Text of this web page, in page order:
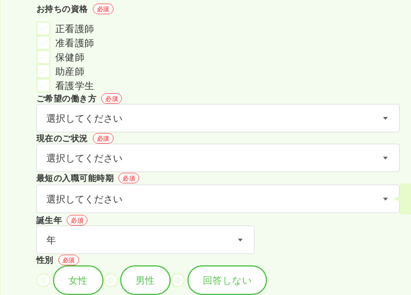
お持ちの資格 必須
正看護師
准看護師
保健師
助産師
看護学生
ご希望の働き方 必須
現在のご状況 必須
最短の入職可能時期 必須
誕生年 必須
性別 必須
女性 男性 回答しない